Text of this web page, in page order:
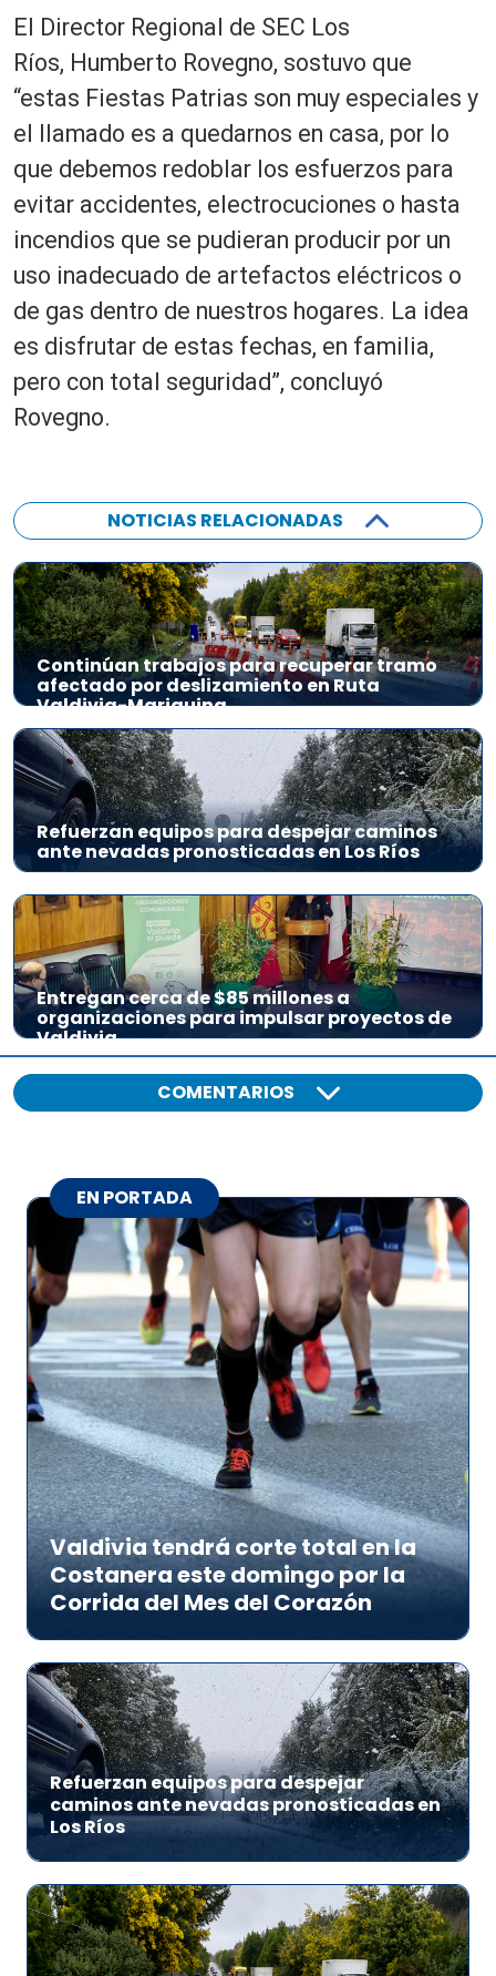
El Director Regional de SEC Los
Ríos, Humberto Rovegno, sostuvo que
“estas Fiestas Patrias son muy especiales y
el llamado es a quedarnos en casa, por lo
que debemos redoblar los esfuerzos para
evitar accidentes, electrocuciones o hasta
incendios que se pudieran producir por un
uso inadecuado de artefactos eléctricos o
de gas dentro de nuestros hogares. La idea
es disfrutar de estas fechas, en familia,
pero con total seguridad”, concluyó
Rovegno.
NOTICIAS RELACIONADAS
Continúan trabajos para recuperar tramo
afectado por deslizamiento en Ruta
Valdivia-Mariquina
Refuerzan equipos para despejar caminos
ante nevadas pronosticadas en Los Ríos
Entregan cerca de $85 millones a
organizaciones para impulsar proyectos de
Valdivia
COMENTARIOS
EN PORTADA
Valdivia tendrá corte total en la
Costanera este domingo por la
Corrida del Mes del Corazón
Refuerzan equipos para despejar
caminos ante nevadas pronosticadas en
Los Ríos